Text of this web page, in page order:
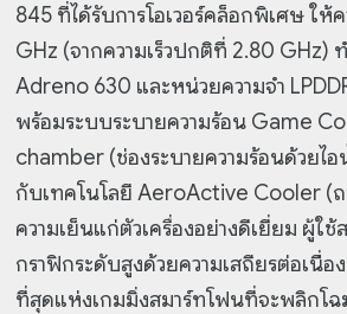
845 ที่ได้รับการโอเวอร์คล็อกพิเศษ ให้
GHz (จากความเร็วปกติที่ 2.80 GHz)
Adreno 630 และหน่วยความจำ
พร้อมระบบระบายความร้อน Game
chamber (ช่องระบายความร้อนด้วยไอ
กับเทคโนโลยี AeroActive Cooler (
ความเย็นแก่ตัวเครื่องอย่างดีเยี่ยม ผู้ใช้
กราฟิกระดับสูงด้วยความเสถียรต่อเนื่อ
ที่สุดแห่งเกมมิ่งสมาร์ทโฟนที่จะพลิกโ